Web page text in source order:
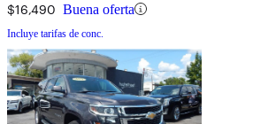
$16,490 Buena oferta
Incluye tarifas de conc.